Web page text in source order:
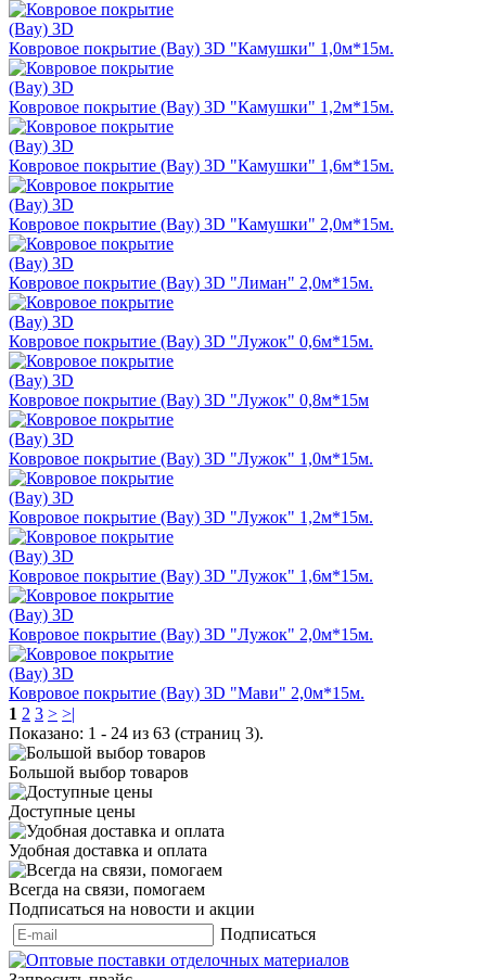
Ковровое покрытие (Bay) 3D "Камушки" 1,0м*15м.
Ковровое покрытие (Bay) 3D "Камушки" 1,2м*15м.
Ковровое покрытие (Bay) 3D "Камушки" 1,6м*15м.
Ковровое покрытие (Bay) 3D "Камушки" 2,0м*15м.
Ковровое покрытие (Bay) 3D "Лиман" 2,0м*15м.
Ковровое покрытие (Bay) 3D "Лужок" 0,6м*15м.
Ковровое покрытие (Bay) 3D "Лужок" 0,8м*15м
Ковровое покрытие (Bay) 3D "Лужок" 1,0м*15м.
Ковровое покрытие (Bay) 3D "Лужок" 1,2м*15м.
Ковровое покрытие (Bay) 3D "Лужок" 1,6м*15м.
Ковровое покрытие (Bay) 3D "Лужок" 2,0м*15м.
Ковровое покрытие (Bay) 3D "Мави" 2,0м*15м.
1 2 3 > >|
Показано: 1 - 24 из 63 (страниц 3).
Большой выбор товаров
Доступные цены
Удобная доставка и оплата
Всегда на связи, помогаем
Подписаться на новости и акции
Подписаться